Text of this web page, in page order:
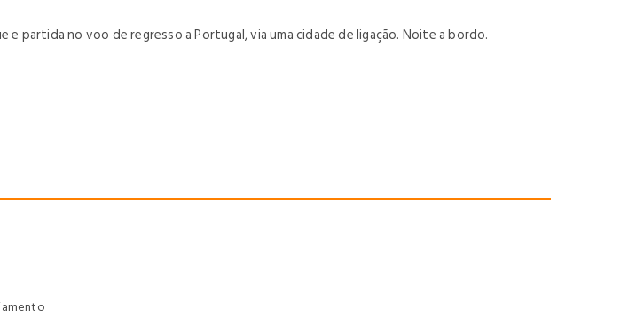
partida no voo de regresso a Portugal, via uma cidade de ligação. Noite a bordo.